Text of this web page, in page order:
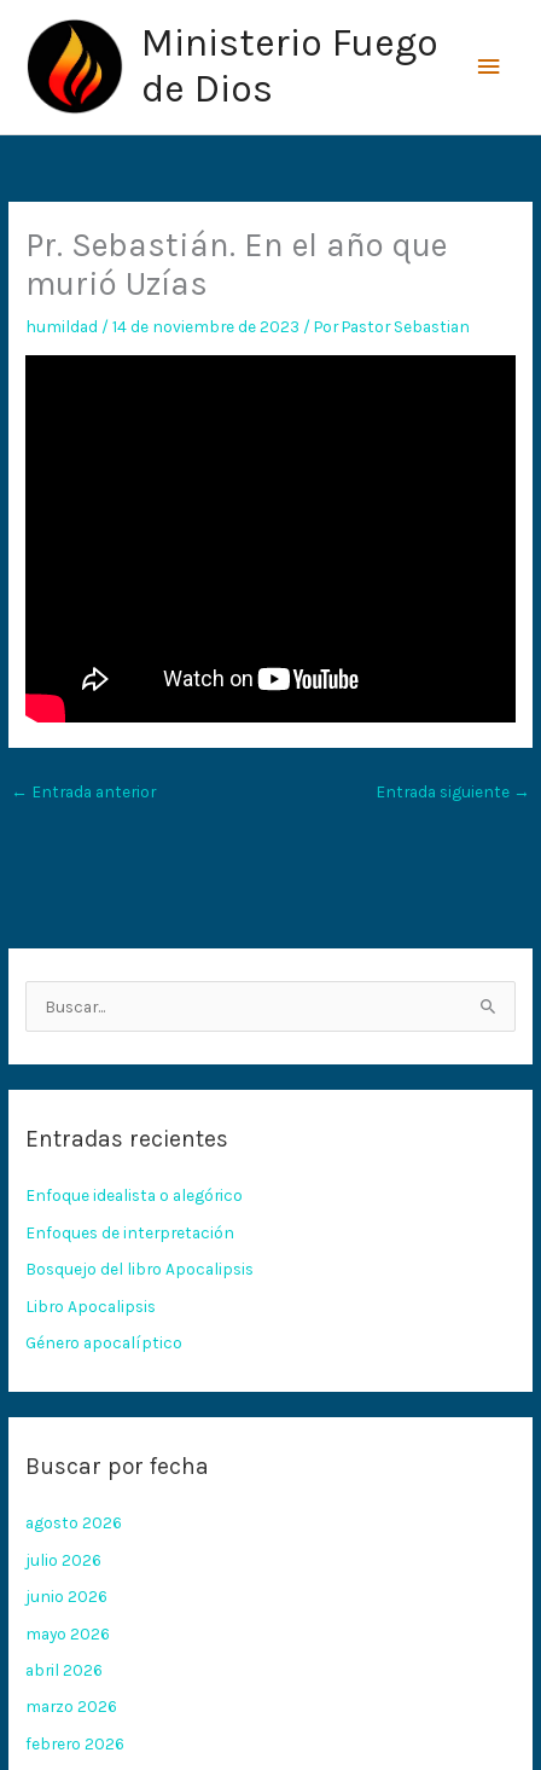
contenido
Ministerio Fuego
de Dios
Pr. Sebastián. En el año que
murió Uzías
humildad /14 de noviembre de 2023 / PorPastor Sebastian
← Entrada anterior Entrada siguiente →
a
p
o
r
:
Entradas recientes
Enfoque idealista o alegórico
Enfoques de interpretación
Bosquejo del libro Apocalipsis
Libro Apocalipsis
Género apocalíptico
Buscar por fecha
agosto 2026
julio 2026
junio 2026
mayo 2026
abril 2026
marzo 2026
febrero 2026